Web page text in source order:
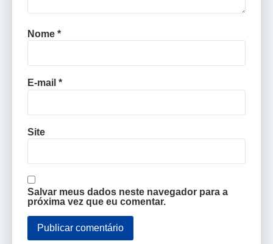
Nome *
E-mail *
Site
Salvar meus dados neste navegador para a
próxima vez que eu comentar.